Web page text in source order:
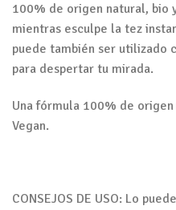
100% de origen natural, bio
mientras esculpe la tez
puede también ser utilizado
para despertar tu mirada.
Una fórmula 100% de
Vegan.
CONSEJOS DE USO: Lo